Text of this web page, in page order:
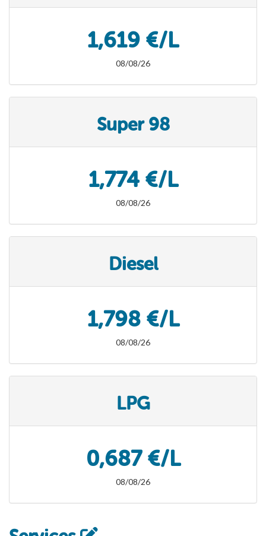
1,619 €/L
08/08/26
Super 98
1,774 €/L
08/08/26
Diesel
1,798 €/L
08/08/26
LPG
0,687 €/L
08/08/26